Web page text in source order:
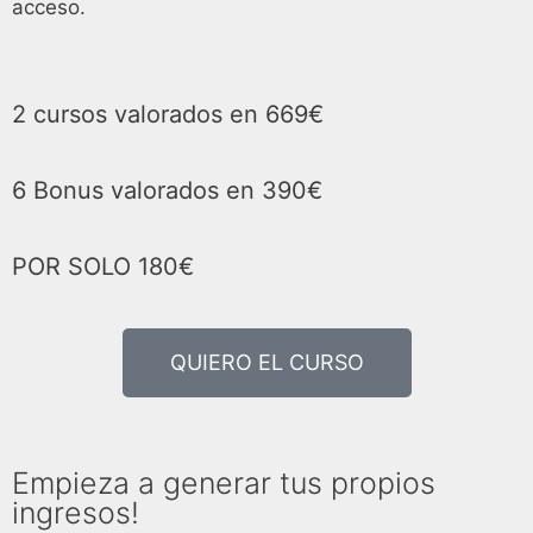
acceso.
2 cursos valorados en 669€
6 Bonus valorados en 390€
POR SOLO 180€
QUIERO EL CURSO
Empieza a generar tus propios
ingresos!